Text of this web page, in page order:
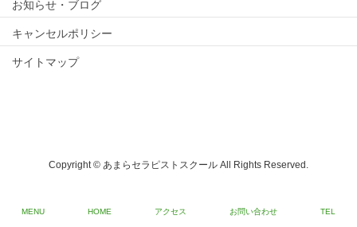
お知らせ・ブログ
キャンセルポリシー
サイトマップ
Copyright © あまらセラピストスクール All Rights Reserved.
MENU HOME アクセス お問い合わせ TEL